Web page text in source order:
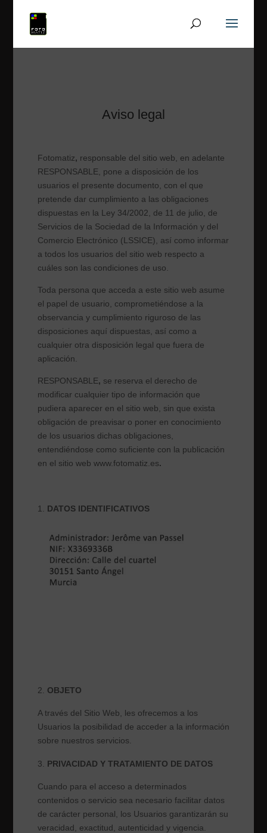
Aviso legal
Fotomatiz, responsable del sitio web, en adelante
RESPONSABLE, pone a disposición de los
usuarios el presente documento, con el que
pretende dar cumplimiento a las obligaciones
dispuestas en la Ley 34/2002, de 11 de julio, de
Servicios de la Sociedad de la Información y del
Comercio Electrónico (LSSICE), así como informar
a todos los usuarios del sitio web respecto a
cuáles son las condiciones de uso.
Toda persona que acceda a este sitio web asume
el papel de usuario, comprometiéndose a la
observancia y cumplimiento riguroso de las
disposiciones aquí dispuestas, así como a
cualquier otra disposición legal que fuera de
aplicación.
RESPONSABLE, se reserva el derecho de
modificar cualquier tipo de información que
pudiera aparecer en el sitio web, sin que exista
obligación de preavisar o poner en conocimiento
de los usuarios dichas obligaciones,
entendiéndose como suficiente con la publicación
en el sitio web www.fotomatiz.es.
DATOS IDENTIFICATIVOS
OBJETO
A través del Sitio Web, les ofrecemos a los
Usuarios la posibilidad de acceder a la información
sobre nuestros servicios.
PRIVACIDAD Y TRATAMIENTO DE DATOS
Cuando para el acceso a determinados
contenidos o servicio sea necesario facilitar datos
de carácter personal, los Usuarios garantizarán su
veracidad, exactitud, autenticidad y vigencia.